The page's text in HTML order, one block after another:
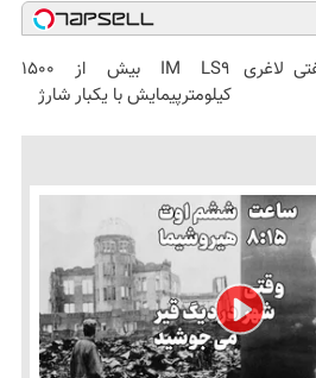
لاغری
IM LS9 بیش از 1500
کیلومترپیمایش با یکبار شارژ